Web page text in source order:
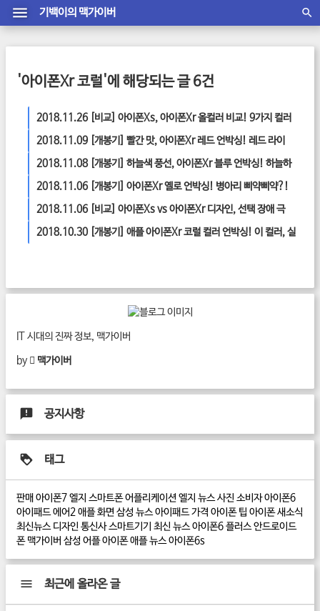
기백이의 맥가이버
'아이폰Xr 코럴'에 해당되는 글 6건
2018.11.26[비교] 아이폰Xs, 아이폰Xr 올컬러 비교! 9가지 컬러
한방에 보여드림.
2018.11.09 [개봉기] 빨간 맛, 아이폰Xr 레드 언박싱! 레드 라이
트. 깊이감. 존재감.
2018.11.08[개봉기] 하늘색 풍선, 아이폰Xr 블루 언박싱! 하늘하
늘한 색감에 반하다.
2018.11.06[개봉기] 아이폰Xr 옐로 언박싱! 병아리 삐약삐약?!
2018.11.06[비교] 아이폰Xs vs 아이폰Xr 디자인, 선택 장애 극
복?
2018.10.30 [개봉기] 애플 아이폰Xr 코럴 컬러 언박싱! 이 컬러, 실
IT 시대의 진짜 정보, 맥가이버
by  맥가이버
공지사항
태그
판매 아이폰7엘지 스마트폰어플리케이션 엘지 뉴스사진 소비자아이폰6
아이패드 에어2애플화면 삼성 뉴스아이패드가격 아이폰 팁 아이폰 새소식
최신뉴스 디자인 통신사스마트기기 최신 뉴스아이폰6 플러스안드로이드
폰 맥가이버 삼성 어플아이폰애플 뉴스아이폰6s
최근에 올라온 글